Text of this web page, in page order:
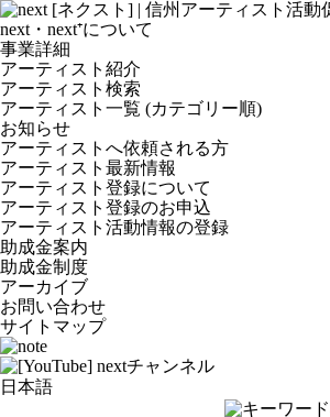
next・next⁺について
事業詳細
アーティスト紹介
アーティスト検索
アーティスト一覧 (カテゴリー順)
お知らせ
アーティストへ依頼される方
アーティスト最新情報
アーティスト登録について
アーティスト登録のお申込
アーティスト活動情報の登録
助成金案内
助成金制度
アーカイブ
お問い合わせ
サイトマップ